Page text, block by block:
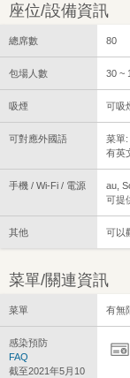
座位/設備資訊
總席數 80
包場人數 30 ~
吸煙 可吸
可對應外國語
菜單:
有英
手機 / Wi-Fi / 電源
au,
可提
其他 可以
菜單/關連資訊
菜單 有無
感染預防
FAQ
截至2021年5月10